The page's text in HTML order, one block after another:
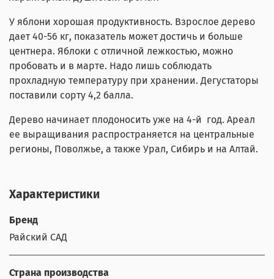
У яблони хорошая продуктивность. Взрослое дерево
дает 40-56 кг, показатель может достичь и больше
центнера. Яблоки с отличной лежкостью, можно
пробовать и в марте. Надо лишь соблюдать
прохладную температуру при хранении. Дегустаторы
поставили сорту 4,2 балла.
Дерево начинает плодоносить уже на 4-й год. Ареал
ее выращивания распространяется на центральные
регионы, Поволжье, а также Урал, Сибирь и на Алтай.
Характеристики
Бренд
Райский САД
Страна производства